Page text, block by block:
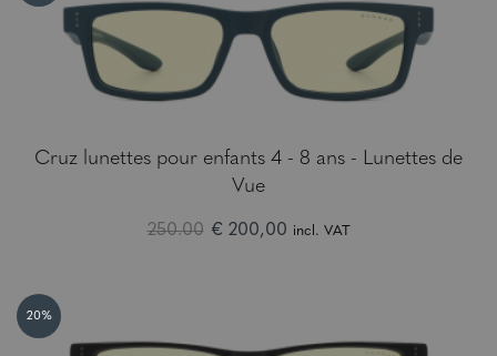
Cruz lunettes pour enfants 4 - 8 ans - Lunettes de
Vue
250.00 € 200,00 incl. VAT
20%